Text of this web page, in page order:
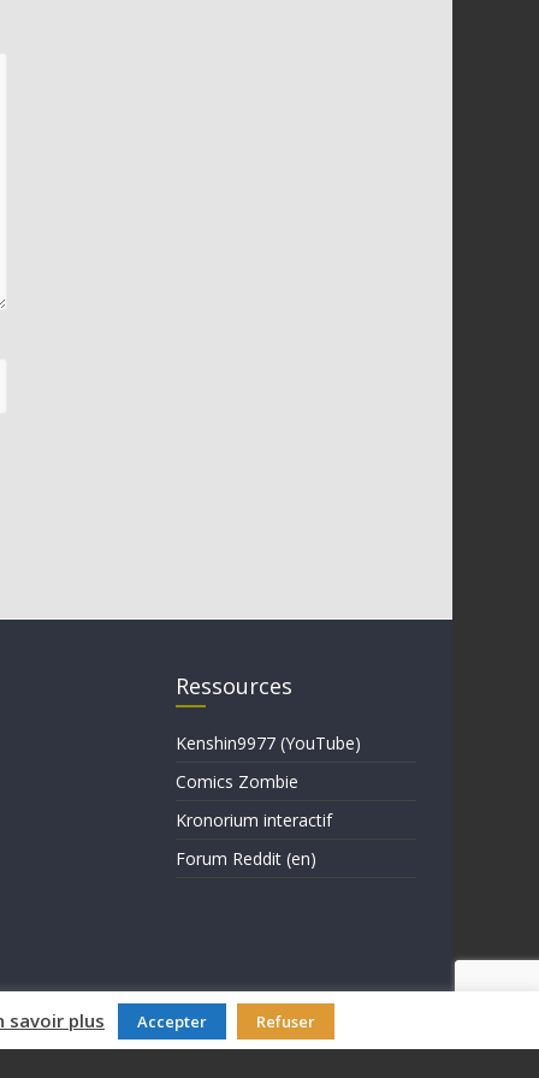
savoir plus Accepter Refuser
Ressources
Kenshin9977 (YouTube)
Comics Zombie
Kronorium interactif
Forum Reddit (en)